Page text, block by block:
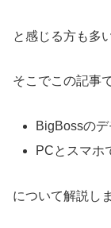
と感じる方も多
そこでこの記事
BigBossの
PCとスマホ
について解説し